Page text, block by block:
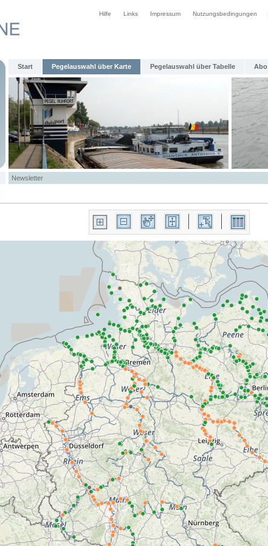
Hilfe Links Impressum Nutzungsbedingungen
Start Pegelauswahl über Karte Pegelauswahl über Tabelle Abo
Newsletter